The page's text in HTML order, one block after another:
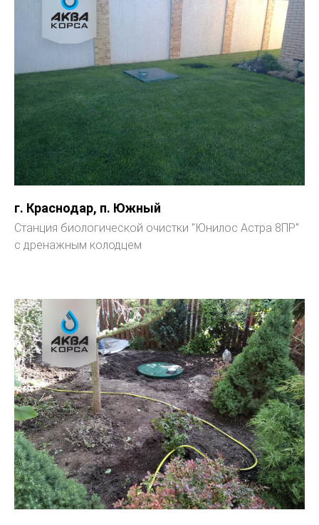
г. Краснодар, п. Южный
Станция биологической очистки "Юнилос Астра 8ПР"
с дренажным колодцем